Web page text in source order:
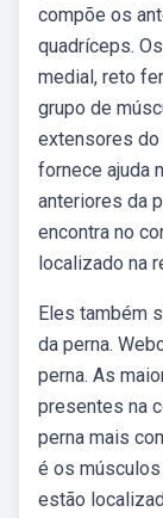
compõe os
quadríceps.
medial, reto
grupo de
extensores do
fornece ajuda
anteriores da
encontra no
localizado na
Eles também
da perna.
perna. As
presentes na
perna mais
é os
estão